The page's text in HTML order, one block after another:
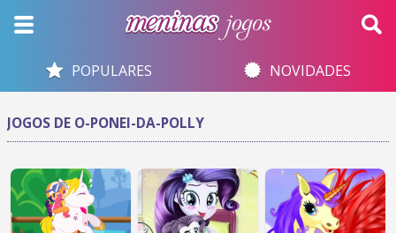
POPULARES NOVIDADES
JOGOS DE O-PONEI-DA-POLLY